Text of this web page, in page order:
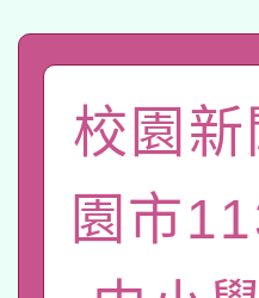
礎課程
A3數位
「數位
pilot」
有關大
薪期間
轉知經
業技術
115年8
校園
園市